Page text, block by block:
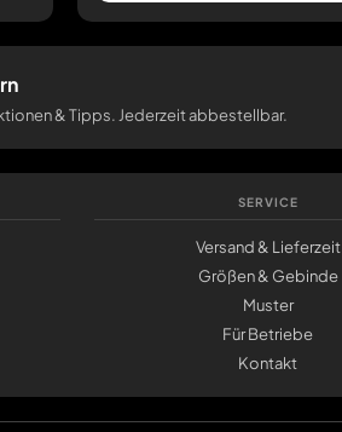
& Tipps. Jederzeit abbestellbar.
SERVICE
Versand & Lieferzeit
Größen & Gebinde
Muster
Für Betriebe
Kontakt